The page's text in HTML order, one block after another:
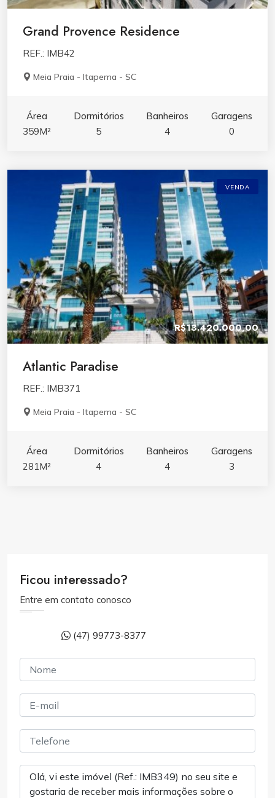
Grand Provence Residence
REF.: IMB42
Meia Praia - Itapema - SC
Área
359M²
Dormitórios
5
Banheiros
4
Garagens
0
VENDA
R$13.420.000,00
Atlantic Paradise
REF.: IMB371
Meia Praia - Itapema - SC
Área
281M²
Dormitórios
4
Banheiros
4
Garagens
3
Ficou interessado?
Entre em contato conosco
(47) 99773-8377